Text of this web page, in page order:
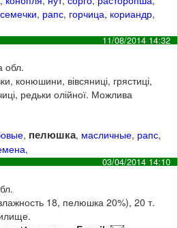
семечки, рапс, горчица, кориандр,
11/08/2014 14:32
обл.
конюшини, вівсяниці, грястиці,
редьки олійної. Можлива
, пелюшка, масличные, рапс,
,
03/04/2014 14:10
18, пелюшка 20%), 20 т.